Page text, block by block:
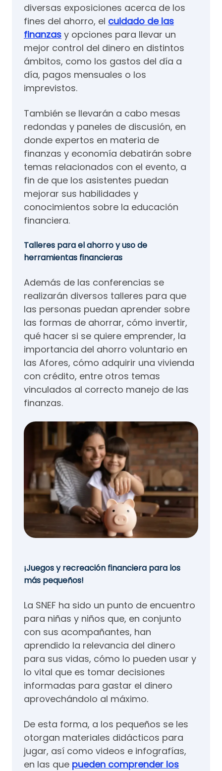
diversas exposiciones acerca de los
fines del ahorro, el cuidado de las
finanzas y opciones para llevar un
mejor control del dinero en distintos
ámbitos, como los gastos del día a
día, pagos mensuales o los
imprevistos.
También se llevarán a cabo mesas
redondas y paneles de discusión, en
donde expertos en materia de
finanzas y economía debatirán sobre
temas relacionados con el evento, a
fin de que los asistentes puedan
mejorar sus habilidades y
conocimientos sobre la educación
financiera.
Talleres para el ahorro y uso de
herramientas financieras
Además de las conferencias se
realizarán diversos talleres para que
las personas puedan aprender sobre
las formas de ahorrar, cómo invertir,
qué hacer si se quiere emprender, la
importancia del ahorro voluntario en
las Afores, cómo adquirir una vivienda
con crédito, entre otros temas
vinculados al correcto manejo de las
finanzas.
¡Juegos y recreación financiera para los
más pequeños!
La SNEF ha sido un punto de encuentro
para niñas y niños que, en conjunto
con sus acompañantes, han
aprendido la relevancia del dinero
para sus vidas, cómo lo pueden usar y
lo vital que es tomar decisiones
informadas para gastar el dinero
aprovechándolo al máximo.
De esta forma, a los pequeños se les
otorgan materiales didácticos para
jugar, así como videos e infografías,
en las que pueden comprender los